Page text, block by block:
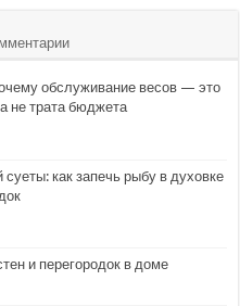
обслуживание весов — это
не трата бюджета
как запечь рыбу в духовке
и перегородок в доме